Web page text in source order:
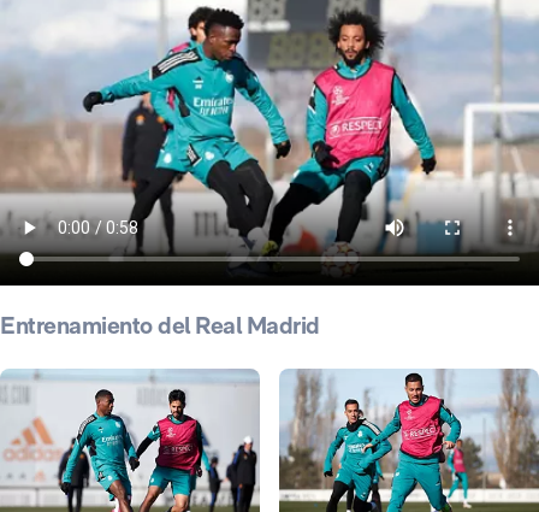
Entrenamiento del Real Madrid